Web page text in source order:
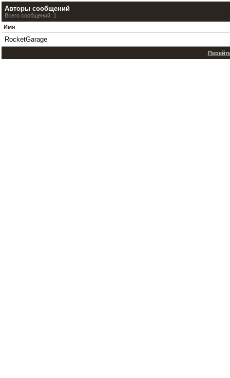
Авторы сообщений
Всего сообщений: 1
Имя
RocketGarage